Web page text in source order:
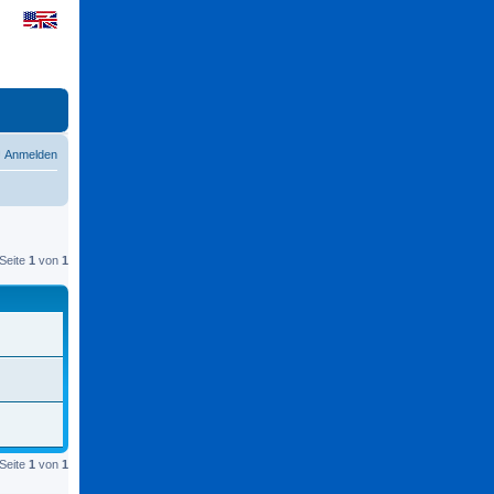
Anmelden
1 von 1
1 von 1